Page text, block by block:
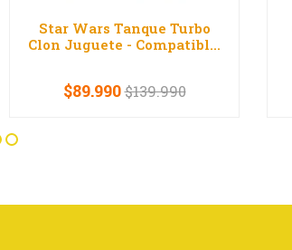
Star Wars Tanque Turbo
Clon Juguete - Compatibl...
+
$89.990$139.990